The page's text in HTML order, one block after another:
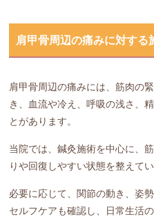
肩甲骨周辺の痛みに対する
肩甲骨周辺の痛みには、筋肉の
き、血流や冷え、呼吸の浅さ、
とがあります。
当院では、鍼灸施術を中心に、
りや回復しやすい状態を整えてい
必要に応じて、関節の動き、姿
セルフケアも確認し、日常生活